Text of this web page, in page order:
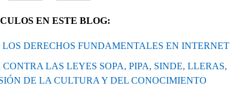
EN ESTE BLOG:
DERECHOS FUNDAMENTALES EN INTERNET
LAS LEYES SOPA, PIPA, SINDE, LLERAS,
DE LA CULTURA Y DEL CONOCIMIENTO